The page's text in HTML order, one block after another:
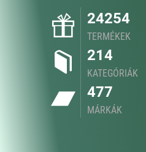
24254
TERMÉKEK
214
KATEGÓRIÁK
477
MÁRKÁK